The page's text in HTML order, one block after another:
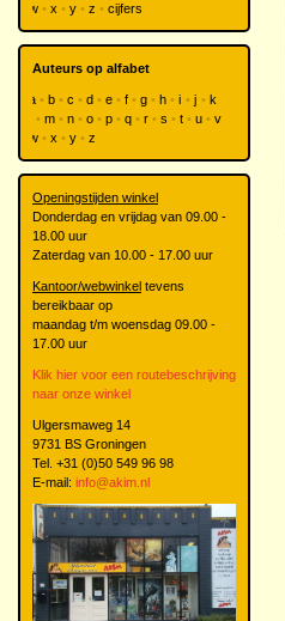
w
x y z cijfers
Auteurs op alfabet
a b c d e f g h i j
k
m n o p q r s t u
v
w
x y z
Openingstijden winkel
Donderdag en vrijdag van 09.00 -
18.00 uur
Zaterdag van 10.00 - 17.00 uur
Kantoor/webwinkel tevens
bereikbaar op
maandag t/m woensdag 09.00 -
17.00 uur
Klik hier voor een routebeschrijving
naar onze winkel
Ulgersmaweg 14
9731 BS Groningen
Tel. +31 (0)50 549 96 98
E-mail: info@akim.nl